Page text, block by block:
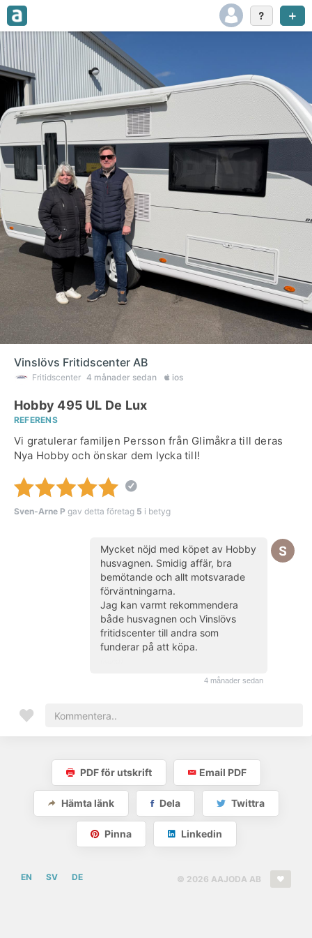
Vinslövs Fritidscenter AB
Fritidscenter 4 månader sedan ios
Hobby 495 UL De Lux
REFERENS
Vi gratulerar familjen Persson från Glimåkra till deras
Nya Hobby och önskar dem lycka till!
Sven-Arne P gav detta företag 5 i betyg
Mycket nöjd med köpet av Hobby
husvagnen. Smidig affär, bra
bemötande och allt motsvarade
förväntningarna.
Jag kan varmt rekommendera
både husvagnen och Vinslövs
fritidscenter till andra som
funderar på att köpa.
4 månader sedan
PDF för utskrift Email PDF
Hämta länk Dela Twittra
Pinna Linkedin
© 2026 AAJODA AB
EN SV DE